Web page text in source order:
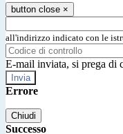
button close ×
all'indirizzo indicato con le
E-mail inviata, si prega di
Errore
Chiudi
Successo